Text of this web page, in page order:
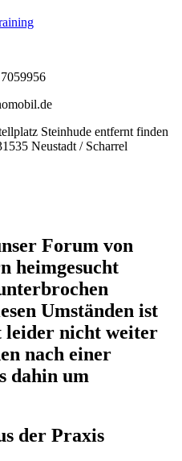
Steinhude entfernt finden
Neustadt / Scharrel
Forum von
heimgesucht
Umständen ist
leider nicht weiter
nach einer
dahin um
der Praxis